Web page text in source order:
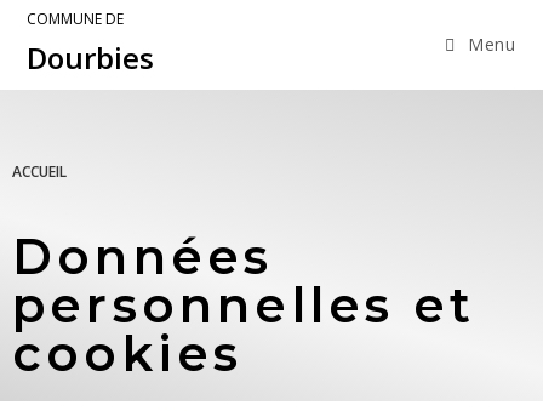
COMMUNE DE
Dourbies Menu
ACCUEIL
Données
personnelles et
cookies